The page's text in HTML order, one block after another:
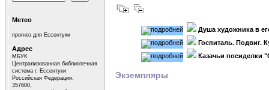
Душа художника в
Госпиталь. Подвиг.
Казачьи посиделки
Экземпляры
Метео
прогноз для Ессентуки
Адрес
МБУК
Централизованная библиотечная
система г. Ессентуки
Российская Федерация,
357600,